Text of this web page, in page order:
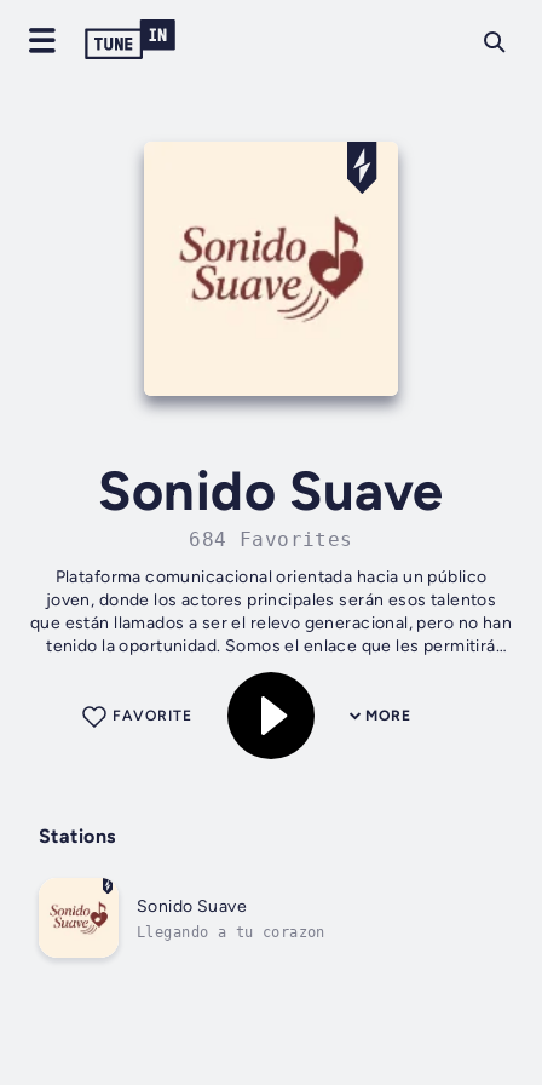
Sonido Suave
684 Favorites
Plataforma comunicacional orientada hacia un público
joven, donde los actores principales serán esos talentos
que están llamados a ser el relevo generacional, pero no han
tenido la oportunidad. Somos el enlace que les permitirá
exponer sus ideas,...
MORE
FAVORITE
Stations
Sonido Suave
Llegando a tu corazon